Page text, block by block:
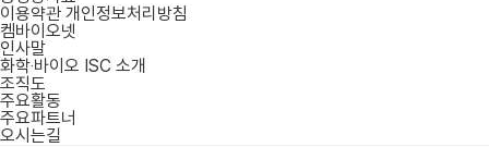
이용약관 개인정보처리방침
켐바이오넷
인사말
화학‧바이오 ISC 소개
조직도
주요활동
주요파트너
오시는길